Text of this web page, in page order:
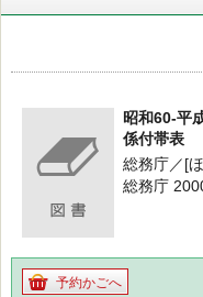
昭和60-平
係付帯表
総務庁／[
総務庁
予約かごへ